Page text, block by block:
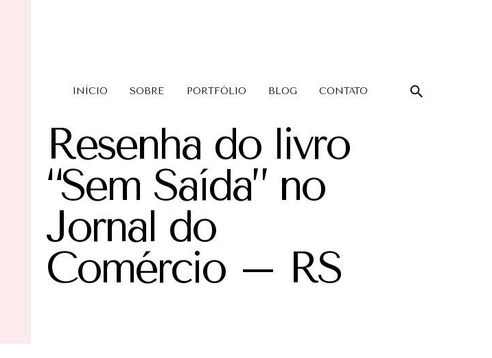
INÍCIO SOBRE PORTFÓLIO BLOG CONTATO
Resenha do livro
“Sem Saída” no
Jornal do
Comércio – RS